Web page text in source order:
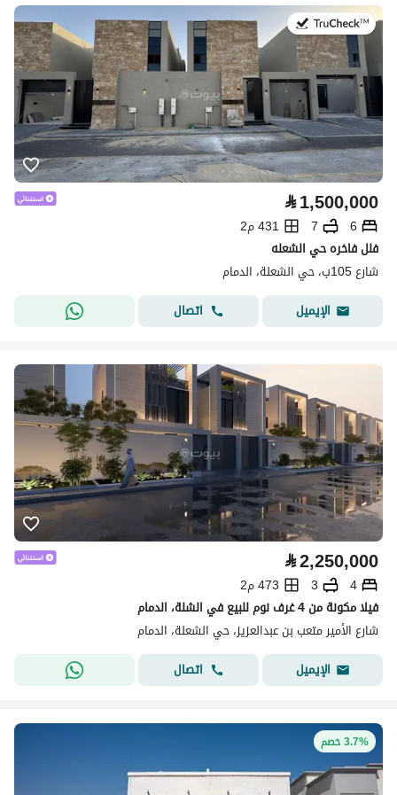
في:26 يوليو 2026
⃁1,500,000
6
7
431 م2
فلل فاخره حي الشعله
شارع 105ب، حي الشعلة، الدمام
الإيميل
اتصال
⃁2,250,000
4
3
473 م2
فيلا مكونة من 4 غرف نوم للبيع في الشلة، الدمام
شارع الأمير متعب بن عبدالعزيز، حي الشعلة، الدمام
الإيميل
اتصال
3.7% خصم